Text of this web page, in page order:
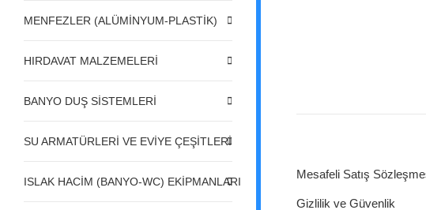
MENFEZLER (ALÜMİNYUM-PLASTİK)
HIRDAVAT MALZEMELERİ
BANYO DUŞ SİSTEMLERİ
SU ARMATÜRLERİ VE EVİYE ÇEŞİTLERİ
ISLAK HACİM (BANYO-WC) EKİPMANLARI
Mesafeli Satış
Gizlilik ve Güvenlik